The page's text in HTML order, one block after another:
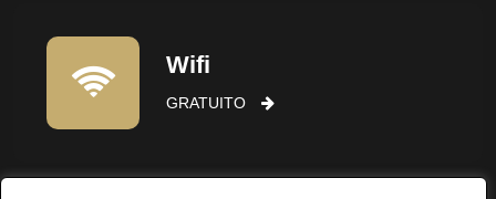
Wifi
GRATUITO